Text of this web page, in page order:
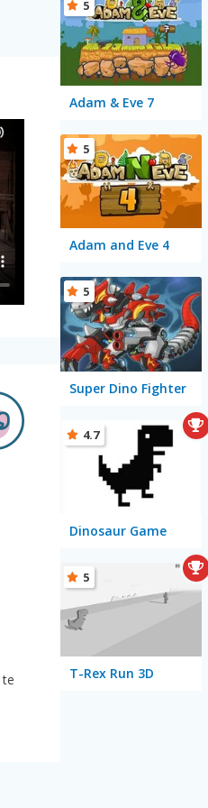
te
Adam & Eve 7
5
Adam and Eve 4
5
Super Dino Fighter
5
Dinosaur Game
4.7
T-Rex Run 3D
5